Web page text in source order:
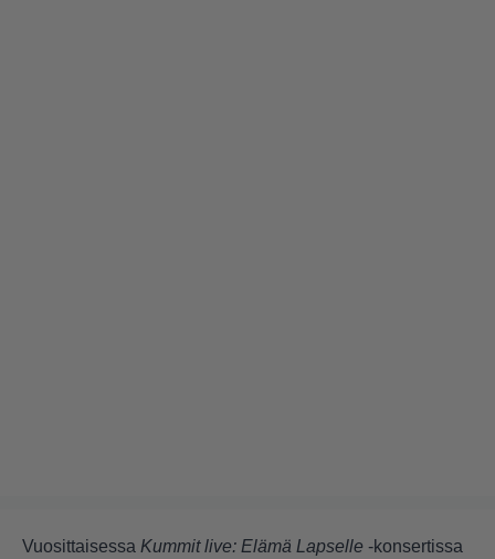
Vuosittaisessa Kummit live: Elämä Lapselle -konsertissa